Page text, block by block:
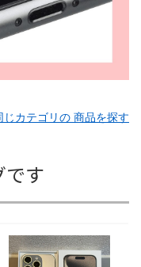
じカテゴリの 商品を探す
です